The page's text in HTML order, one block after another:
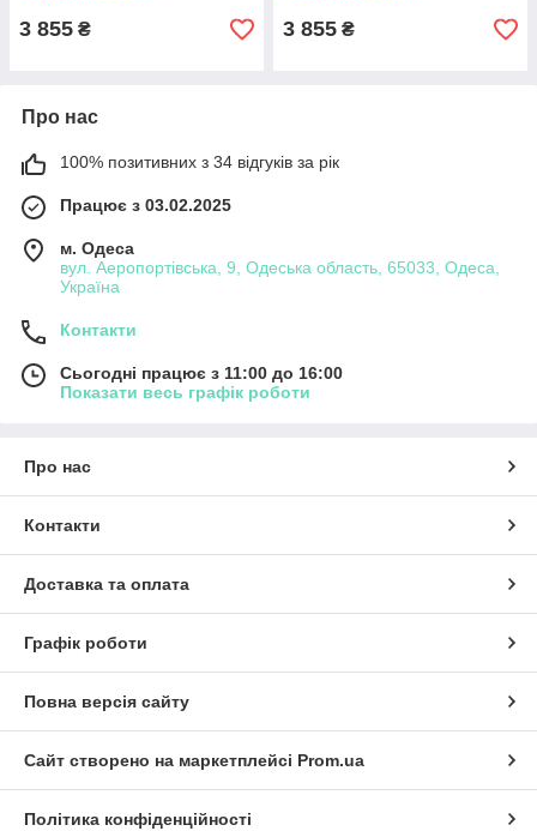
3 855 ₴ 3 855 ₴
Про нас
100% позитивних з 34 відгуків за рік
Працює з 03.02.2025
м. Одеса
вул. Аеропортівська, 9, Одеська область, 65033, Одеса,
Україна
Контакти
Сьогодні працює з 11:00 до 16:00
Показати весь графік роботи
Про нас
Контакти
Доставка та оплата
Графік роботи
Повна версія сайту
Сайт створено на маркетплейсі Prom.ua
Політика конфіденційності